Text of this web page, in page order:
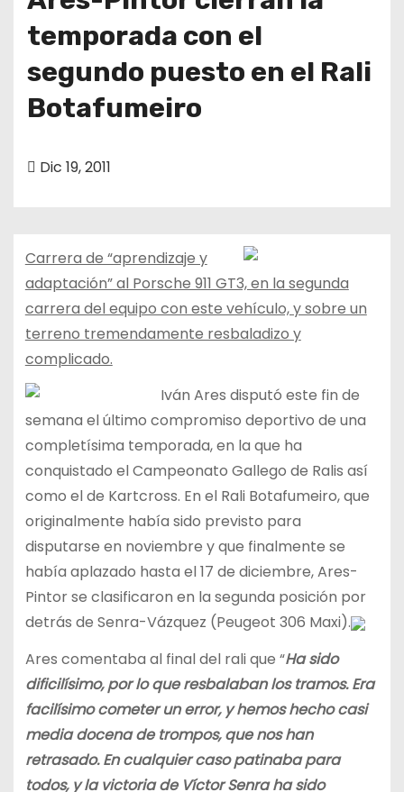
temporada con el
segundo puesto en el Rali
Botafumeiro
Dic 19, 2011
Carrera de “aprendizaje y
adaptación” al Porsche 911 GT3, en la segunda
carrera del equipo con este vehículo, y sobre un
terreno tremendamente resbaladizo y
complicado.
Iván Ares disputó este fin de
semana el último compromiso deportivo de una
completísima temporada, en la que ha
conquistado el Campeonato Gallego de Ralis así
como el de Kartcross. En el Rali Botafumeiro, que
originalmente había sido previsto para
disputarse en noviembre y que finalmente se
había aplazado hasta el 17 de diciembre, Ares-
Pintor se clasificaron en la segunda posición por
detrás de Senra-Vázquez (Peugeot 306 Maxi).
Ares comentaba al final del rali que “Ha sido
dificilísimo, por lo que resbalaban los tramos. Era
facilísimo cometer un error, y hemos hecho casi
media docena de trompos, que nos han
retrasado. En cualquier caso patinaba para
todos, y la victoria de Víctor Senra ha sido